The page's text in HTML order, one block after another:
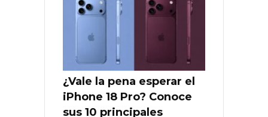
¿Vale la pena esperar el
iPhone 18 Pro? Conoce
sus 10 principales